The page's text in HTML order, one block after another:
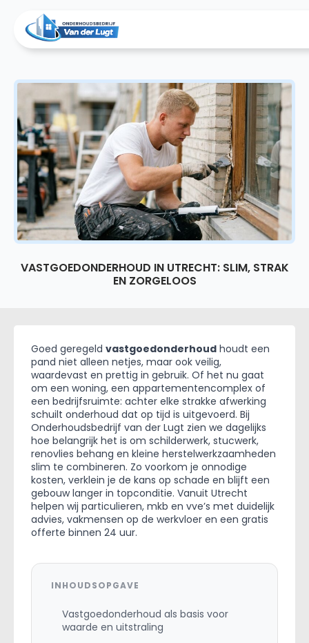
VASTGOEDONDERHOUD IN UTRECHT: SLIM, STRAK
EN ZORGELOOS
Goed geregeld vastgoedonderhoud houdt een
pand niet alleen netjes, maar ook veilig,
waardevast en prettig in gebruik. Of het nu gaat
om een woning, een appartementencomplex of
een bedrijfsruimte: achter elke strakke afwerking
schuilt onderhoud dat op tijd is uitgevoerd. Bij
Onderhoudsbedrijf van der Lugt zien we dagelijks
hoe belangrijk het is om schilderwerk, stucwerk,
renovlies behang en kleine herstelwerkzaamheden
slim te combineren. Zo voorkom je onnodige
kosten, verklein je de kans op schade en blijft een
gebouw langer in topconditie. Vanuit Utrecht
helpen wij particulieren, mkb en vve’s met duidelijk
advies, vakmensen op de werkvloer en een gratis
offerte binnen 24 uur.
INHOUDSOPGAVE
Vastgoedonderhoud als basis voor
waarde en uitstraling